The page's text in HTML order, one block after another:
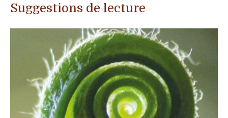
Suggestions de lecture